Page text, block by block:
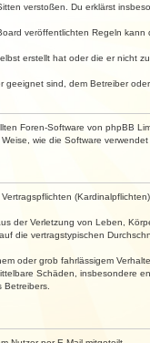
verstoßen. Du erklärst
veröffentlichten Regeln
erstellt hat oder die er nicht
sind, dem Betreiber
Foren-Software von phpBB
wie die Software
der Verletzung von Leben,
die vertragstypischen
oder grob fahrlässigem
Schäden, insbesondere